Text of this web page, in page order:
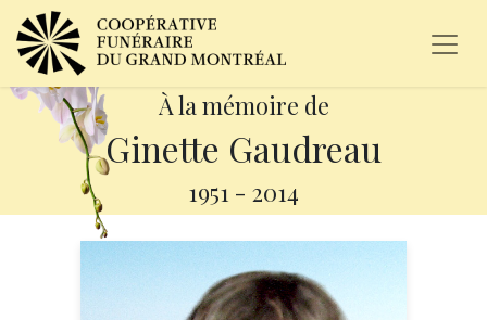
À la mémoire de
Ginette Gaudreau
1951 - 2014